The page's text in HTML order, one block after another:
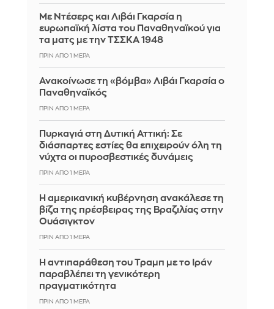
Με Ντέσερς και Λιβάι Γκαρσία η
ευρωπαϊκή λίστα του Παναθηναϊκού για
τα ματς με την ΤΣΣΚΑ 1948
ΠΡΙΝ ΑΠΌ 1 ΜΈΡΑ
Ανακοίνωσε τη «βόμβα» Λιβάι Γκαρσία ο
Παναθηναϊκός
ΠΡΙΝ ΑΠΌ 1 ΜΈΡΑ
Πυρκαγιά στη Δυτική Αττική: Σε
διάσπαρτες εστίες θα επιχειρούν όλη τη
νύχτα οι πυροσβεστικές δυνάμεις
ΠΡΙΝ ΑΠΌ 1 ΜΈΡΑ
Η αμερικανική κυβέρνηση ανακάλεσε τη
βίζα της πρέσβειρας της Βραζιλίας στην
Ουάσιγκτον
ΠΡΙΝ ΑΠΌ 1 ΜΈΡΑ
Η αντιπαράθεση του Τραμπ με το Ιράν
παραβλέπει τη γενικότερη
πραγματικότητα
ΠΡΙΝ ΑΠΌ 1 ΜΈΡΑ